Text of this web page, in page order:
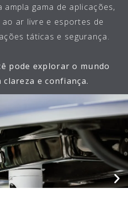
ampla gama de aplicações,
ar livre e esportes de
táticas e segurança.
pode explorar o mundo
e confiança.